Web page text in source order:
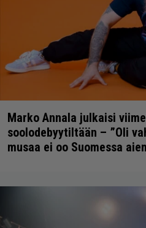
Marko Annala julkaisi
soolodebyytiltään – ”Oli
musaa ei oo Suomessa